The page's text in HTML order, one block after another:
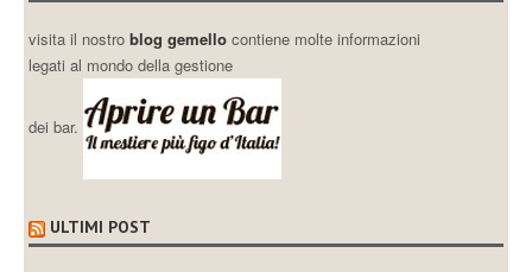
visita il nostroblog gemellocontiene molte informazioni
legati al mondo della gestione
dei bar.
ULTIMI POST